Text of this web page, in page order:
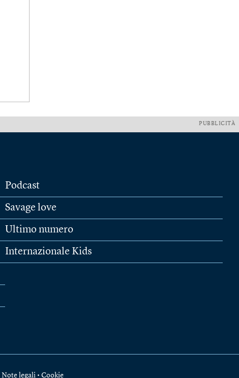
PUBBLICITÀ
Podcast
Savage love
Ultimo numero
Internazionale Kids
Note legali • Cookie